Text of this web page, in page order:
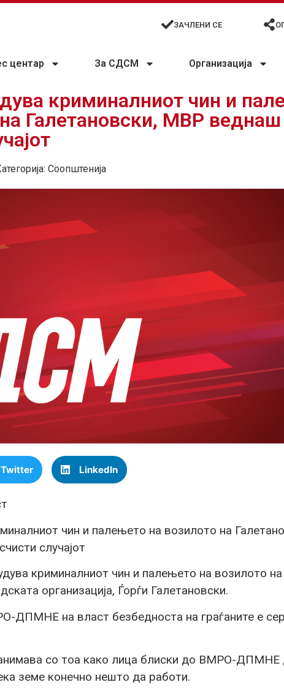
ЗАЧЛЕНИ СЕ
центар За СДСМ Организација
криминалниот чин и
Галетановски, МВР веднаш
Соопштенија
Twitter LinkedIn
чин и палењето на возилото на
случајот
криминалниот чин и палењето на возилото на
организација, Ѓорѓи Галетановски.
ДПМНЕ на власт безбедноста на граѓаните е
со тоа како лица блиски до ВМРО-ДПМНЕ
земе конечно нешто да работи.